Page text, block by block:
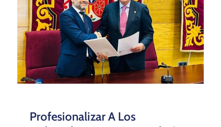
Profesionalizar A Los